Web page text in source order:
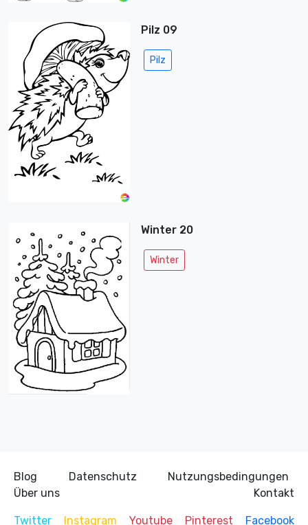
Pilz 09
Pilz
Winter 20
Winter
Blog Datenschutz
Nutzungsbedingungen
Über uns
Kontakt
Twitter Instagram Youtube Pinterest Facebook